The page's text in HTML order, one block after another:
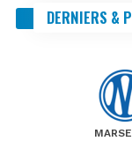
DERNIERS &